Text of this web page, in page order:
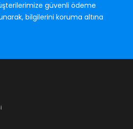
güvenli ödeme
bilgilerini koruma altına